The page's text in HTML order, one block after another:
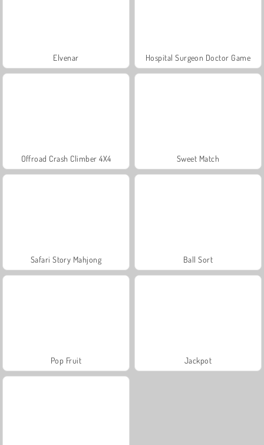
Elvenar Hospital Surgeon Doctor Game
Offroad Crash Climber 4X4 Sweet Match
Safari Story Mahjong Ball Sort
Pop Fruit Jackpot